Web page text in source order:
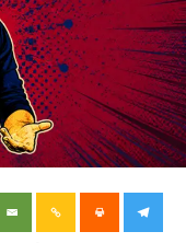
di Europa
male dai tifosi
per ora si